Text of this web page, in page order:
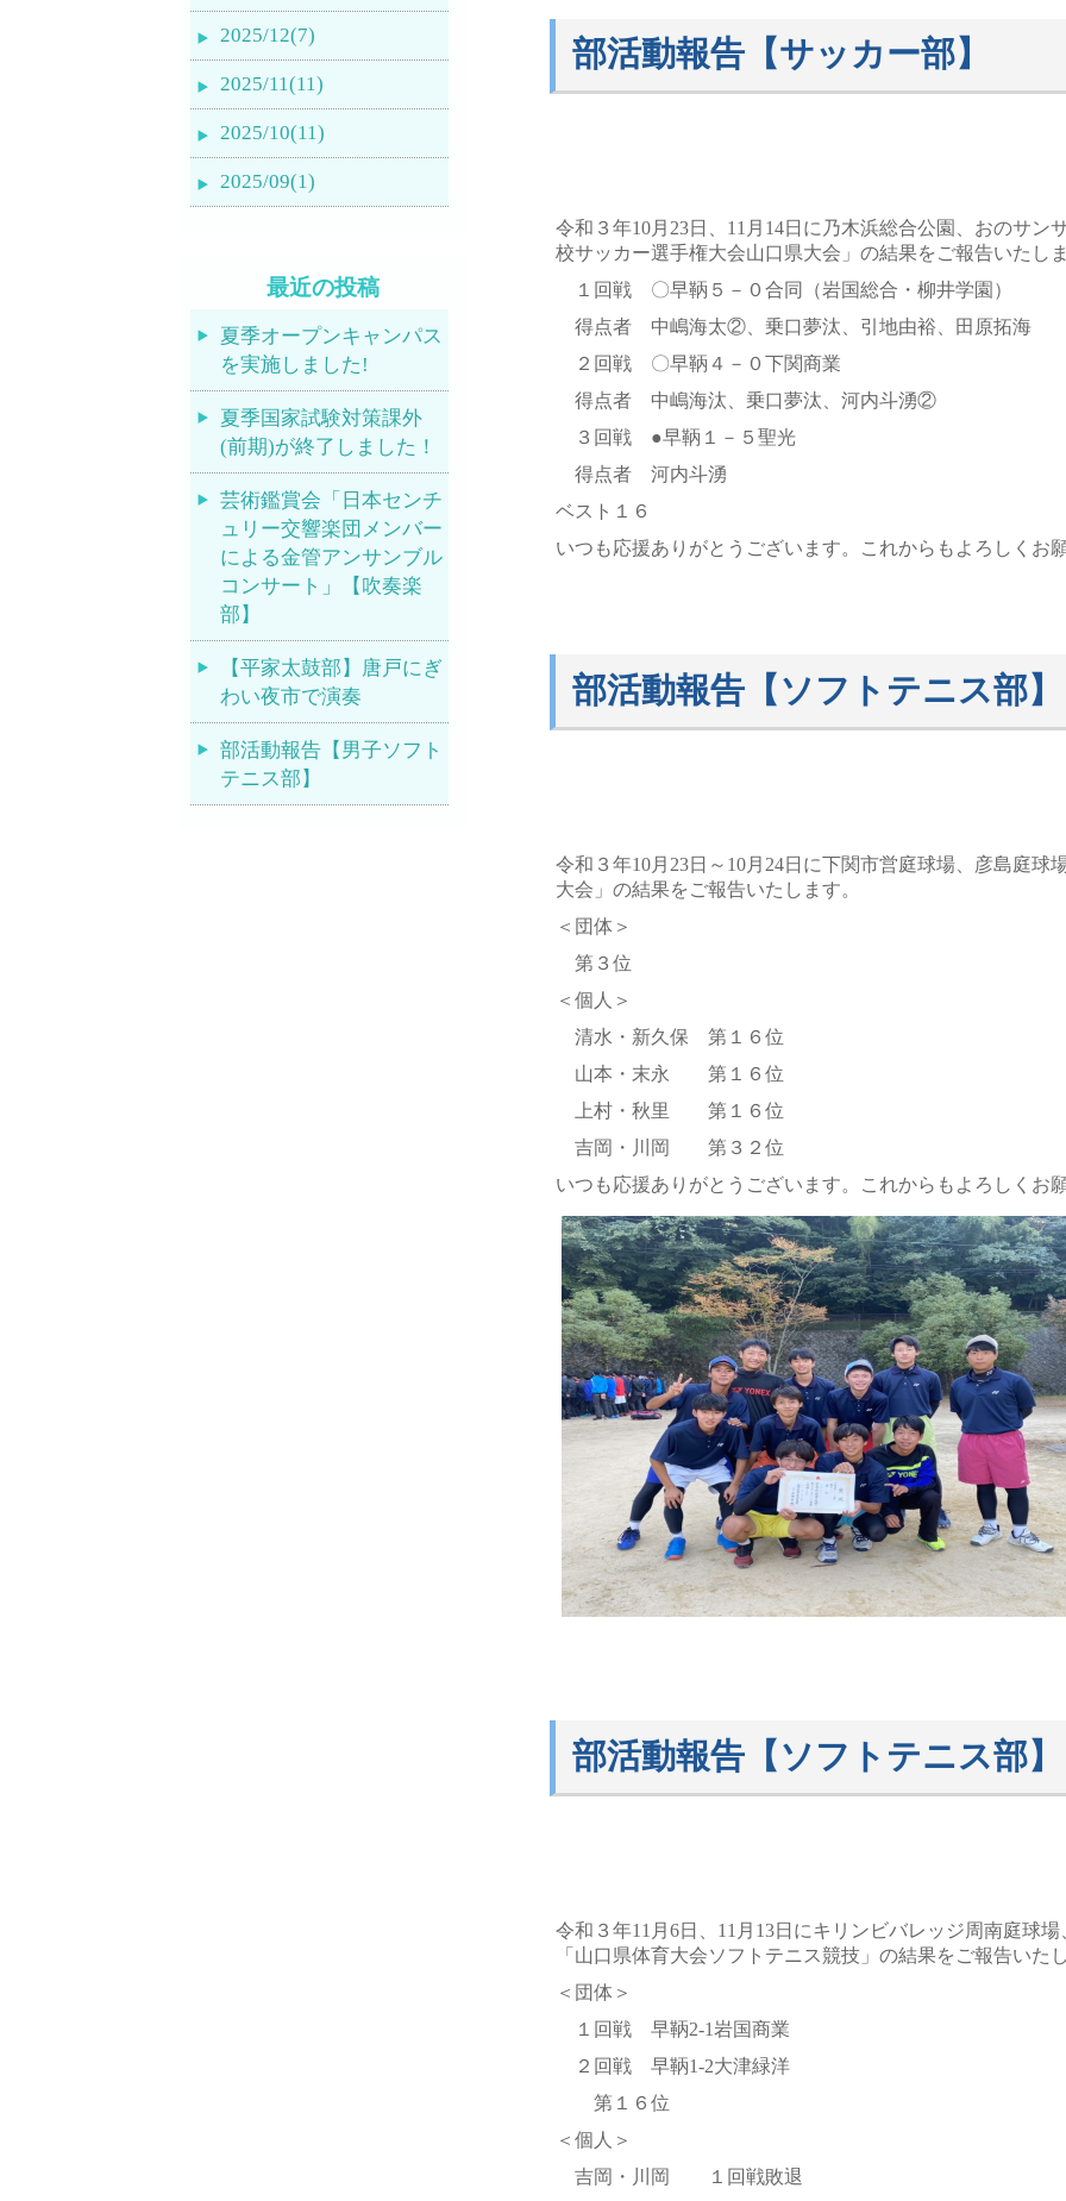
部活動報告【サッカー部】
令和３年10月23日、11月14日に乃木浜総合公園、おのサン
校サッカー選手権大会山口県大会」の結果をご報告いたし
１回戦 〇早鞆５－０合同（岩国総合・柳井学園）
得点者 中嶋海太②、乗口夢汰、引地由裕、田原拓海
２回戦 〇早鞆４－０下関商業
得点者 中嶋海汰、乗口夢汰、河内斗湧②
３回戦 ●早鞆１－５聖光
得点者 河内斗湧
ベスト１６
いつも応援ありがとうございます。これからもよろしくお
部活動報告【ソフトテニス部】
令和３年10月23日～10月24日に下関市営庭球場、彦島庭球
大会」の結果をご報告いたします。
＜団体＞
第３位
＜個人＞
清水・新久保 第１６位
山本・末永 第１６位
上村・秋里 第１６位
吉岡・川岡 第３２位
いつも応援ありがとうございます。これからもよろしくお
部活動報告【ソフトテニス部】
令和３年11月6日、11月13日にキリンビバレッジ周南庭球
「山口県体育大会ソフトテニス競技」の結果をご報告いた
＜団体＞
１回戦 早鞆2-1岩国商業
２回戦 早鞆1-2大津緑洋
第１６位
＜個人＞
吉岡・川岡 １回戦敗退
2025/12(7)
2025/11(11)
2025/10(11)
2025/09(1)
最近の投稿
夏季オープンキャンパス
を実施しました!
夏季国家試験対策課外
(前期)が終了しました！
芸術鑑賞会「日本センチ
ュリー交響楽団メンバー
による金管アンサンブル
コンサート」【吹奏楽
部】
【平家太鼓部】唐戸にぎ
わい夜市で演奏
部活動報告【男子ソフト
テニス部】